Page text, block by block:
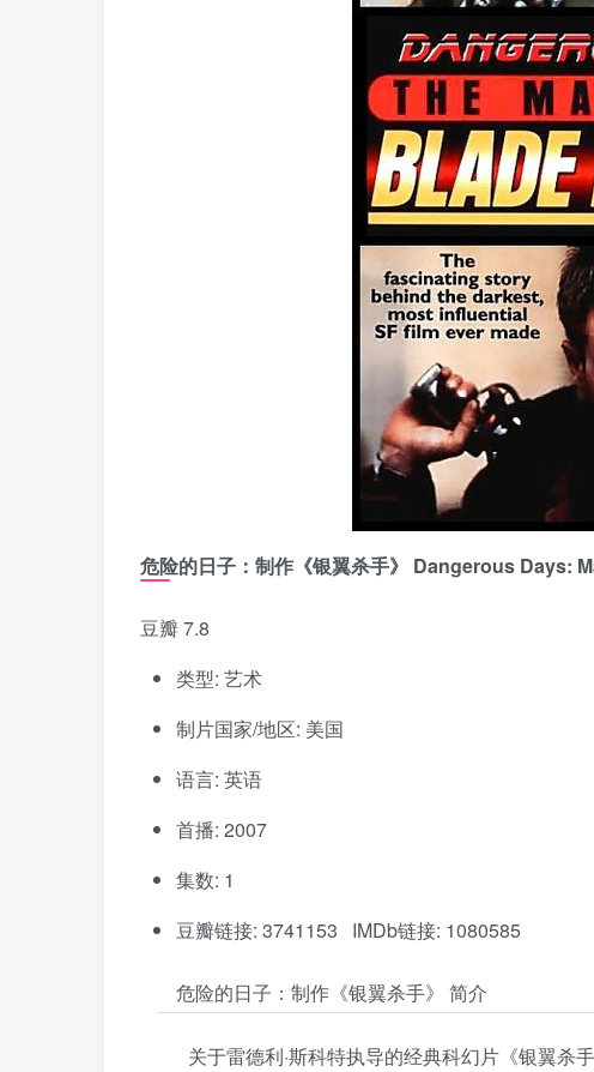
危险的日子：制作《银翼杀手》 Dangerous Days:
豆瓣 7.8
类型: 艺术
制片国家/地区: 美国
语言: 英语
首播: 2007
集数: 1
豆瓣链接: 3741153 IMDb链接: 1080585
危险的日子：制作《银翼杀手》 简介
关于雷德利·斯科特执导的经典科幻片《银翼